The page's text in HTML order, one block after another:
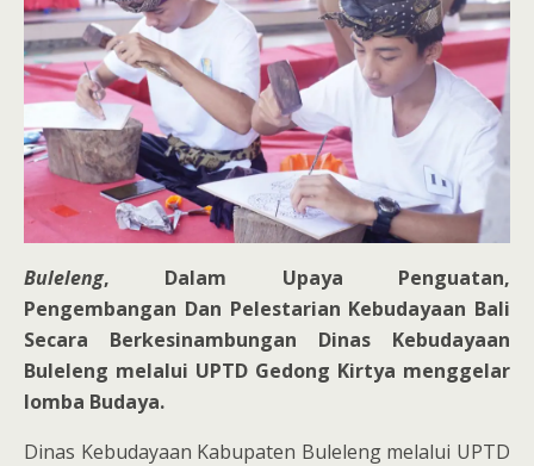
Buleleng, Dalam Upaya Penguatan,
Pengembangan Dan Pelestarian Kebudayaan Bali
Secara Berkesinambungan Dinas Kebudayaan
Buleleng melalui UPTD Gedong Kirtya menggelar
lomba Budaya.
Dinas Kebudayaan Kabupaten Buleleng melalui UPTD